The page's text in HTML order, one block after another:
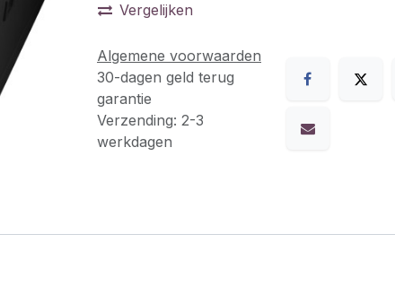
Vergelijken
Algemene voorwaarden
30-dagen geld terug
garantie
Verzending: 2-3
werkdagen